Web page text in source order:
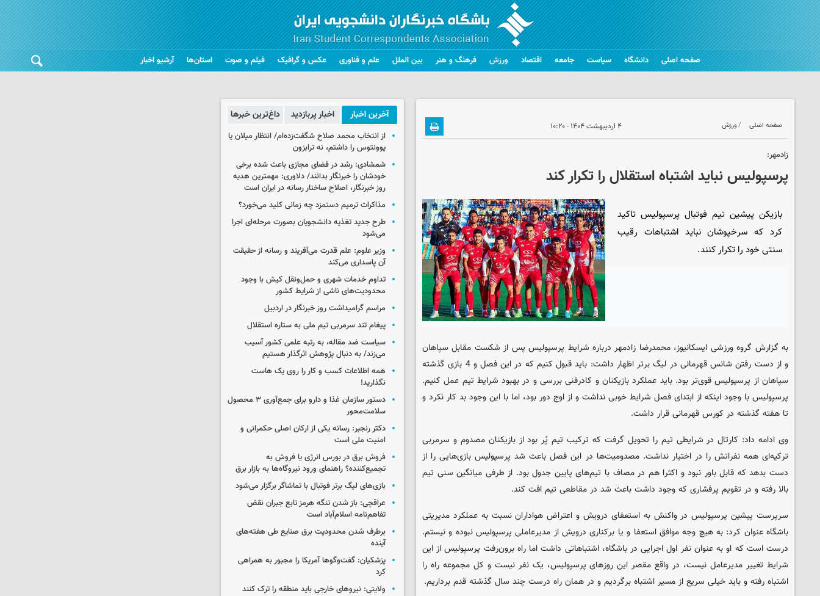
صفحه اصلی دانشگاه سیاست جامعه اقتصاد ورزش فرهنگ و هنر بین الملل علم و فناوری عکس و گرافیک فیلم و صوت استان‌ها آرشیو اخبار
صفحه اصلی ورزش ۴ اردیبهشت ۱۴۰۴ - ۱۰:۲۰
زادمهر:
پرسپولیس نباید اشتباه استقلال را تکرار کند
بازیکن پیشین تیم فوتبال پرسپولیس تاکید
کرد که سرخپوشان نباید اشتباهات رقیب
سنتی خود را تکرار کنند.
به گزارش گروه ورزشی ایسکانیوز، محمدرضا زادمهر درباره شرایط پرسپولیس پس از شکست مقابل سپاهان
و از دست رفتن شانس قهرمانی در لیگ برتر اظهار داشت: باید قبول کنیم که در این فصل و 4 بازی گذشته
سپاهان از پرسپولیس قوی‌تر بود. باید عملکرد بازیکنان و کادرفنی بررسی و در بهبود شرایط تیم عمل کنیم.
پرسپولیس با وجود اینکه از ابتدای فصل شرایط خوبی نداشت و از اوج دور بود، اما با این وجود بد کار نکرد و
تا هفته گذشته در کورس قهرمانی قرار داشت.
وی ادامه داد: کارتال در شرایطی تیم را تحویل گرفت که ترکیب تیم پُر بود از بازیکنان مصدوم و سرمربی
ترکیه‌ای همه نفراتش را در اختیار نداشت. مصدومیت‌ها در این فصل باعث شد پرسپولیس بازی‌هایی را از
دست بدهد که قابل باور نبود و اکثرا هم در مصاف با تیم‌های پایین جدول بود. از طرفی میانگین سنی تیم
بالا رفته و در تقویم پرفشاری که وجود داشت باعث شد در مقاطعی تیم افت کند.
سرپرست پیشین پرسپولیس در واکنش به استعفای درویش و اعتراض هواداران نسبت به عملکرد مدیریتی
باشگاه عنوان کرد: به هیچ وجه موافق استعفا و یا برکناری درویش از مدیرعاملی پرسپولیس نبوده و نیستم.
درست است که او به عنوان نفر اول اجرایی در باشگاه، اشتباهاتی داشت اما راه برون‌رفت پرسپولیس از این
شرایط تغییر مدیرعامل نیست، در واقع مقصر این روزهای پرسپولیس، یک نفر نیست و کل مجموعه راه را
اشتباه رفته و باید خیلی سریع از مسیر اشتباه برگردیم و در همان راه درست چند سال گذشته قدم برداریم.
آخرین اخبار اخبار پربازدید داغ‌ترین خبرها
از انتخاب محمد صلاح شگفت‌زده‌ام/ انتظار میلان یا
یوونتوس را داشتم، نه ترابزون
شمشادی: رشد در فضای مجازی باعث شده برخی
خودشان را خبرنگار بدانند/ دلاوری: مهمترین هدیه‌
روز خبرنگار، اصلاح ساختار رسانه در ایران است
مذاکرات ترمیم دستمزد چه زمانی کلید می‌خورد؟
طرح جدید تغذیه دانشجویان بصورت مرحله‌ای اجرا
می‌شود
وزیر علوم: علم قدرت می‌آفریند و رسانه از حقیقت
آن پاسداری می‌کند
تداوم خدمات شهری و حمل‌ونقل کیش با وجود
محدودیت‌های ناشی از شرایط کشور
مراسم گرامیداشت روز خبرنگار در اردبیل
پیغام تند سرمربی تیم ملی به ستاره استقلال
سیاست ضد مقاله، به رتبه علمی کشور آسیب
می‌زند/ به دنبال پژوهش اثرگذار هستیم
همه اطلاعات کسب‌ و کار را روی یک هاست
نگذارید!
دستور سازمان غذا و دارو برای جمع‌آوری ۳ محصول
سلامت‌محور
دکتر رنجبر: رسانه یکی از ارکان اصلی حکمرانی و
امنیت ملی است
فروش برق در بورس انرژی یا فروش به
تجمیع‌کننده؟ راهنمای ورود نیروگاه‌ها به بازار برق
بازی‌های لیگ برتر فوتبال با تماشاگر برگزار می‌شود
عراقچی: باز شدن تنگه هرمز تابع جبران نقض
تفاهم‌نامه اسلام‌آباد است
برطرف شدن محدودیت‌ برق صنایع طی هفته‌های
آینده
پزشکیان: گفت‌وگوها آمریکا را مجبور به همراهی
کرد
ولایتی: نیروهای خارجی باید منطقه را ترک کنند